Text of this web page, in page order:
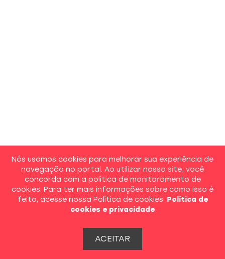
Nós usamos cookies para melhorar sua experiência de
navegação no portal. Ao utilizar nosso site, você
concorda com a política de monitoramento de
cookies. Para ter mais informações sobre como isso é
feito, acesse nossa Política de cookies. Política de
cookies e privacidade
ACEITAR